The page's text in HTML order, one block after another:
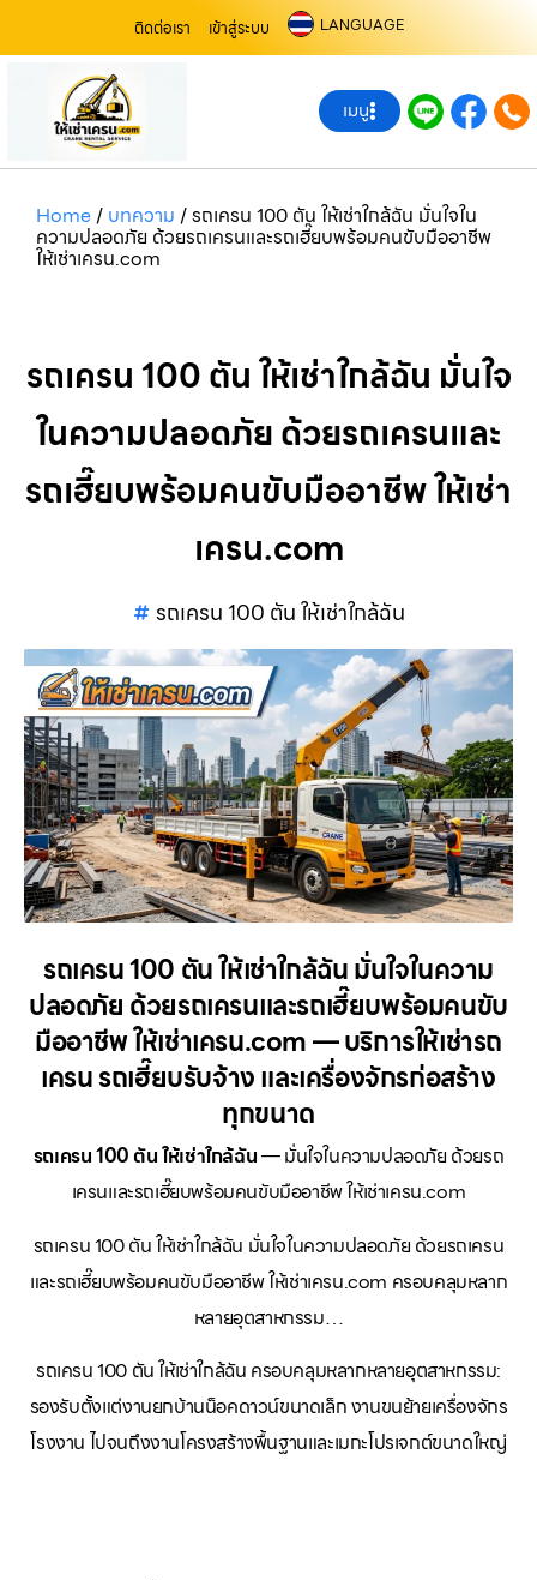
ติดต่อเรา เข้าสู่ระบบ LANGUAGE
เมนู
Home/ บทความ /รถเครน 100 ตัน ให้เช่าใกล้ฉัน มั่นใจใน
ความปลอดภัย ด้วยรถเครนและรถเฮี๊ยบพร้อมคนขับมืออาชีพ
ให้เช่าเครน.com
รถเครน 100 ตัน ให้เช่าใกล้ฉัน มั่นใจ
ในความปลอดภัย ด้วยรถเครนและ
รถเฮี๊ยบพร้อมคนขับมืออาชีพ ให้เช่า
เครน.com
รถเครน 100 ตัน ให้เช่าใกล้ฉัน
รถเครน 100 ตัน ให้เช่าใกล้ฉัน มั่นใจในความ
ปลอดภัย ด้วยรถเครนและรถเฮี๊ยบพร้อมคนขับ
มืออาชีพ ให้เช่าเครน.com — บริการให้เช่ารถ
เครน รถเฮี๊ยบรับจ้าง และเครื่องจักรก่อสร้าง
ทุกขนาด
รถเครน 100 ตัน ให้เช่าใกล้ฉัน— มั่นใจในความปลอดภัย ด้วยรถ
เครนและรถเฮี๊ยบพร้อมคนขับมืออาชีพ ให้เช่าเครน.com
รถเครน 100 ตัน ให้เช่าใกล้ฉัน มั่นใจในความปลอดภัย ด้วยรถเครน
และรถเฮี๊ยบพร้อมคนขับมืออาชีพ ให้เช่าเครน.com ครอบคลุมหลาก
หลายอุตสาหกรรม…
รถเครน 100 ตัน ให้เช่าใกล้ฉัน ครอบคลุมหลากหลายอุตสาหกรรม:
รองรับตั้งแต่งานยกบ้านน็อคดาวน์ขนาดเล็ก งานขนย้ายเครื่องจักร
โรงงาน ไปจนถึงงานโครงสร้างพื้นฐานและเมกะโปรเจกต์ขนาดใหญ่